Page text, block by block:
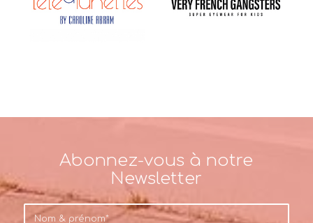
Abonnez-vous à notre
Newsletter